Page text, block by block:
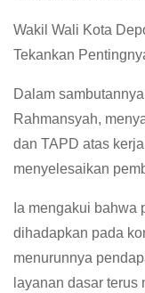
Wakil Wali Kota
Tekankan
Dalam
Rahmansyah,
dan TAPD atas
menyelesaikan
Ia mengakui bahwa
dihadapkan pada
menurunnya
layanan dasar